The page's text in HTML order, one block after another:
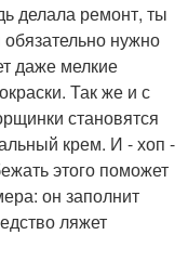
делала ремонт, ты
нужно
даже мелкие
Так же и с
становятся
крем. И - хоп -
этого поможет
он заполнит
ляжет